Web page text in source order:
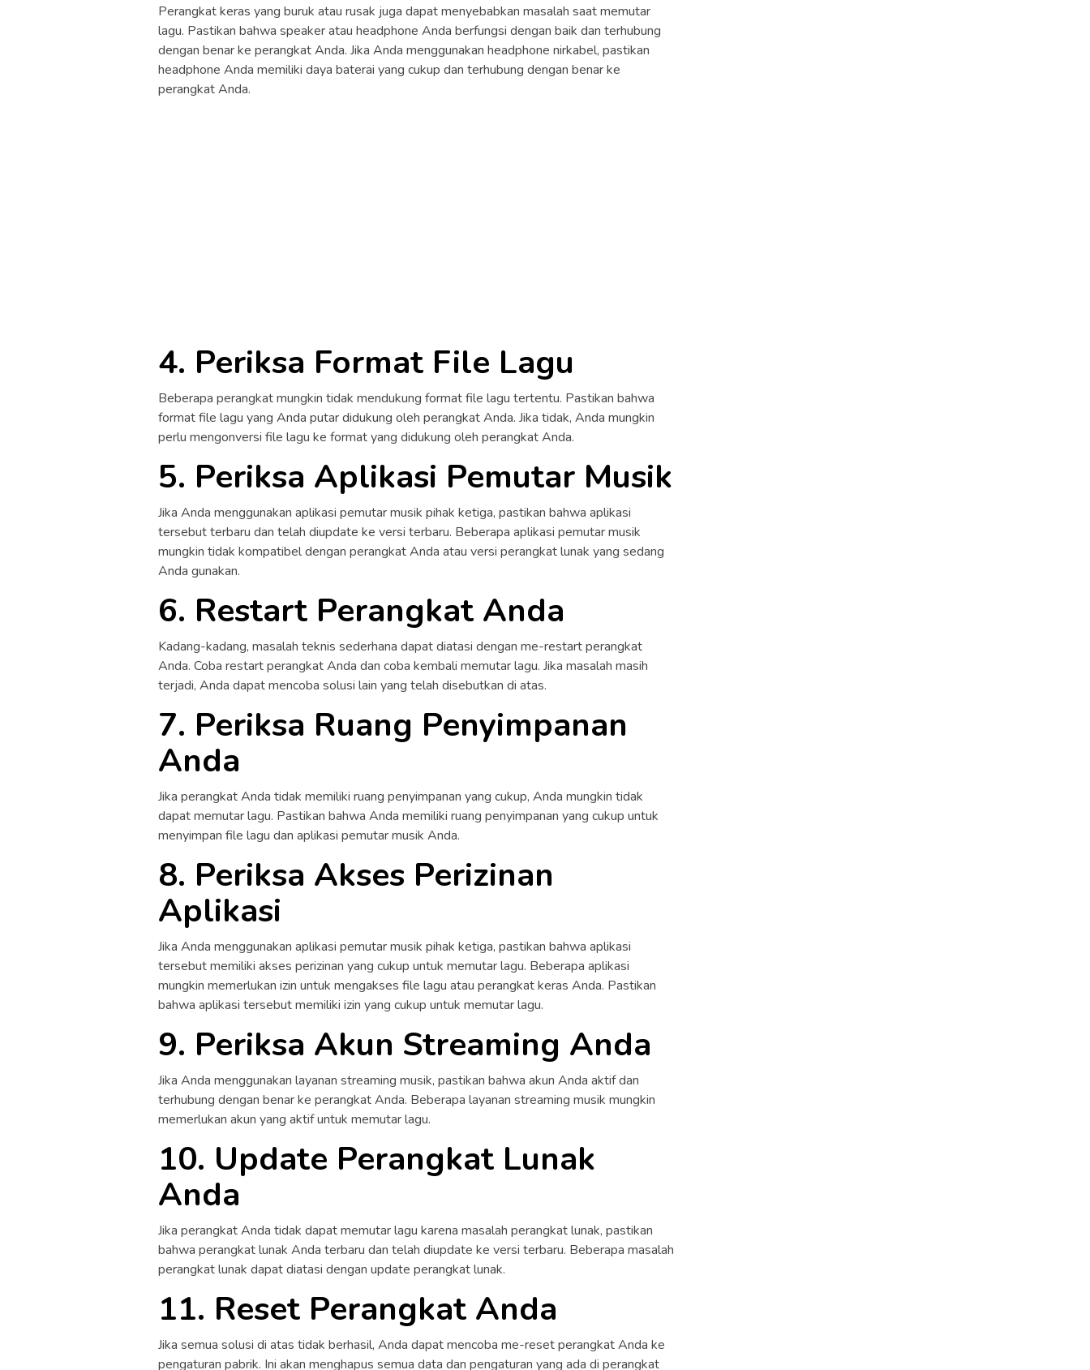
Perangkat keras yang buruk atau rusak juga dapat menyebabkan masalah saat memutar
lagu. Pastikan bahwa speaker atau headphone Anda berfungsi dengan baik dan terhubung
dengan benar ke perangkat Anda. Jika Anda menggunakan headphone nirkabel, pastikan
headphone Anda memiliki daya baterai yang cukup dan terhubung dengan benar ke
perangkat Anda.
4. Periksa Format File Lagu
Beberapa perangkat mungkin tidak mendukung format file lagu tertentu. Pastikan bahwa
format file lagu yang Anda putar didukung oleh perangkat Anda. Jika tidak, Anda mungkin
perlu mengonversi file lagu ke format yang didukung oleh perangkat Anda.
5. Periksa Aplikasi Pemutar Musik
Jika Anda menggunakan aplikasi pemutar musik pihak ketiga, pastikan bahwa aplikasi
tersebut terbaru dan telah diupdate ke versi terbaru. Beberapa aplikasi pemutar musik
mungkin tidak kompatibel dengan perangkat Anda atau versi perangkat lunak yang sedang
Anda gunakan.
6. Restart Perangkat Anda
Kadang-kadang, masalah teknis sederhana dapat diatasi dengan me-restart perangkat
Anda. Coba restart perangkat Anda dan coba kembali memutar lagu. Jika masalah masih
terjadi, Anda dapat mencoba solusi lain yang telah disebutkan di atas.
7. Periksa Ruang Penyimpanan
Anda
Jika perangkat Anda tidak memiliki ruang penyimpanan yang cukup, Anda mungkin tidak
dapat memutar lagu. Pastikan bahwa Anda memiliki ruang penyimpanan yang cukup untuk
menyimpan file lagu dan aplikasi pemutar musik Anda.
8. Periksa Akses Perizinan
Aplikasi
Jika Anda menggunakan aplikasi pemutar musik pihak ketiga, pastikan bahwa aplikasi
tersebut memiliki akses perizinan yang cukup untuk memutar lagu. Beberapa aplikasi
mungkin memerlukan izin untuk mengakses file lagu atau perangkat keras Anda. Pastikan
bahwa aplikasi tersebut memiliki izin yang cukup untuk memutar lagu.
9. Periksa Akun Streaming Anda
Jika Anda menggunakan layanan streaming musik, pastikan bahwa akun Anda aktif dan
terhubung dengan benar ke perangkat Anda. Beberapa layanan streaming musik mungkin
memerlukan akun yang aktif untuk memutar lagu.
10. Update Perangkat Lunak
Anda
Jika perangkat Anda tidak dapat memutar lagu karena masalah perangkat lunak, pastikan
bahwa perangkat lunak Anda terbaru dan telah diupdate ke versi terbaru. Beberapa masalah
perangkat lunak dapat diatasi dengan update perangkat lunak.
11. Reset Perangkat Anda
Jika semua solusi di atas tidak berhasil, Anda dapat mencoba me-reset perangkat Anda ke
pengaturan pabrik. Ini akan menghapus semua data dan pengaturan yang ada di perangkat